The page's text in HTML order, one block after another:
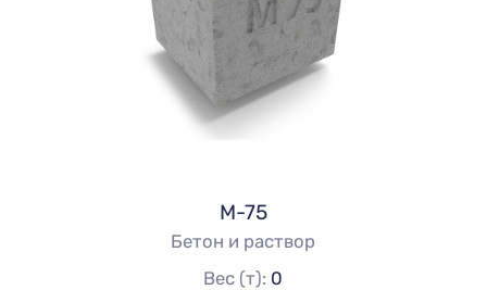
М-75
Бетон и раствор
Вес (т): 0